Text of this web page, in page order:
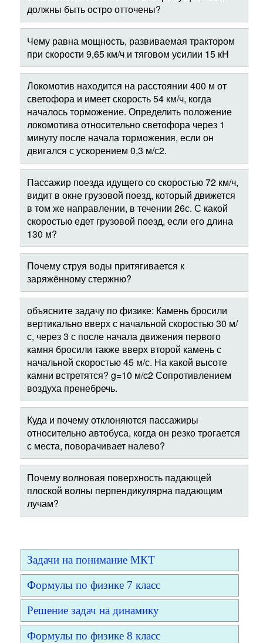
должны быть остро отточены?
Чему равна мощность, развиваемая трактором
при скорости 9,65 км/ч и тяговом усилии 15 кH
Локомотив находится на расстоянии 400 м от
светофора и имеет скорость 54 км/ч, когда
началось торможение. Определить положение
локомотива относительно светофора через 1
минуту после начала торможения, если он
двигался с ускорением 0,3 м/с2.
Пассажир поезда идущего со скоростью 72 км/ч,
видит в окне грузовой поезд, который движется
в том же направлении, в течении 26с. С какой
скоростью едет грузовой поезд, если его длина
130 м?
Почему струя воды притягивается к
заряжённому стержню?
объясните задачу по физике: Камень бросили
вертикально вверх с начальной скоростью 30 м/
с, через 3 с после начала движения первого
камня бросили также вверх второй камень с
начальной скоростью 45 м/с. На какой высоте
камни встретятся? g=10 м/c2 Сопротивлением
воздуха пренебречь.
Куда и почему отклоняются пассажиры
относительно автобуса, когда он резко трогается
с места, поворачивает налево?
Почему волновая поверхность падающей
плоской волны перпендикулярна падающим
лучам?
Задачи на понимание МКТ
Формулы по физике 7 класс
Решение задач на динамику
Формулы по физике 8 класс